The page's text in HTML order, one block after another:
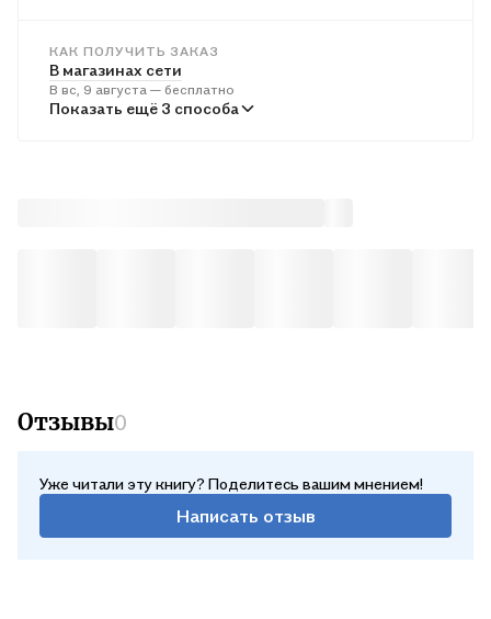
КАК ПОЛУЧИТЬ ЗАКАЗ
В магазинах сети
В вс, 9 августа — бесплатно
В пунктах выдачи
Показать ещё 3 способа
Отзывы0
Уже читали эту книгу? Поделитесь вашим мнением!
Написать отзыв